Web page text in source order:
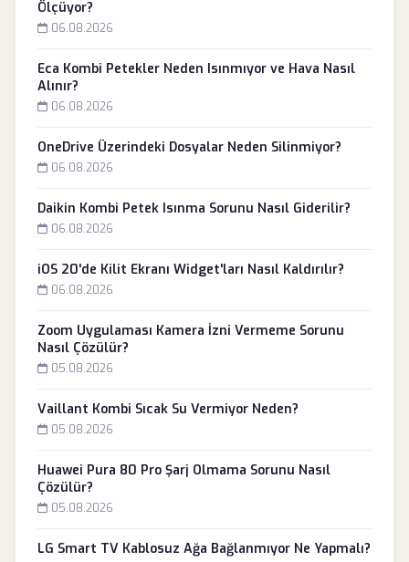
Ölçüyor?
06.08.2026
Eca Kombi Petekler Neden Isınmıyor ve Hava Nasıl
Alınır?
06.08.2026
OneDrive Üzerindeki Dosyalar Neden Silinmiyor?
06.08.2026
Daikin Kombi Petek Isınma Sorunu Nasıl Giderilir?
06.08.2026
iOS 20'de Kilit Ekranı Widget'ları Nasıl Kaldırılır?
06.08.2026
Zoom Uygulaması Kamera İzni Vermeme Sorunu
Nasıl Çözülür?
05.08.2026
Vaillant Kombi Sıcak Su Vermiyor Neden?
05.08.2026
Huawei Pura 80 Pro Şarj Olmama Sorunu Nasıl
Çözülür?
05.08.2026
LG Smart TV Kablosuz Ağa Bağlanmıyor Ne Yapmalı?